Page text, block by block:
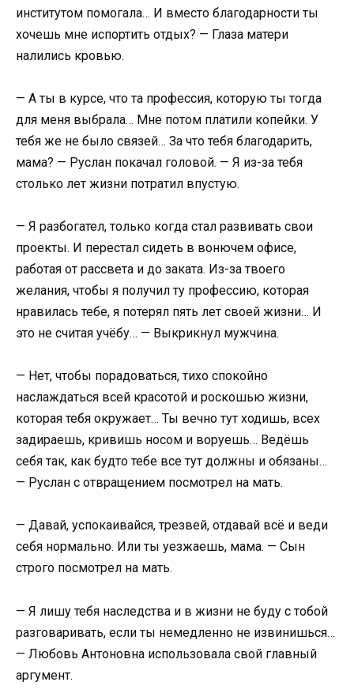
институтом помогала… И вместо благодарности ты
хочешь мне испортить отдых? — Глаза матери
налились кровью.
— А ты в курсе, что та профессия, которую ты тогда
для меня выбрала… Мне потом платили копейки. У
тебя же не было связей… За что тебя благодарить,
мама? — Руслан покачал головой. — Я из-за тебя
столько лет жизни потратил впустую.
— Я разбогател, только когда стал развивать свои
проекты. И перестал сидеть в вонючем офисе,
работая от рассвета и до заката. Из-за твоего
желания, чтобы я получил ту профессию, которая
нравилась тебе, я потерял пять лет своей жизни… И
это не считая учёбу… — Выкрикнул мужчина.
— Нет, чтобы порадоваться, тихо спокойно
наслаждаться всей красотой и роскошью жизни,
которая тебя окружает… Ты вечно тут ходишь, всех
задираешь, кривишь носом и воруешь… Ведёшь
себя так, как будто тебе все тут должны и обязаны…
— Руслан с отвращением посмотрел на мать.
— Давай, успокаивайся, трезвей, отдавай всё и веди
себя нормально. Или ты уезжаешь, мама. — Сын
строго посмотрел на мать.
— Я лишу тебя наследства и в жизни не буду с тобой
разговаривать, если ты немедленно не извинишься…
— Любовь Антоновна использовала свой главный
аргумент.